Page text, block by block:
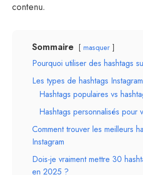
contenu.
Sommaire masquer
Pourquoi utiliser des hashtags
Les types de hashtags
Hashtags populaires vs
Hashtags personnalisés pour
Comment trouver les meilleurs
Instagram
Dois-je vraiment mettre 30
en 2025 ?